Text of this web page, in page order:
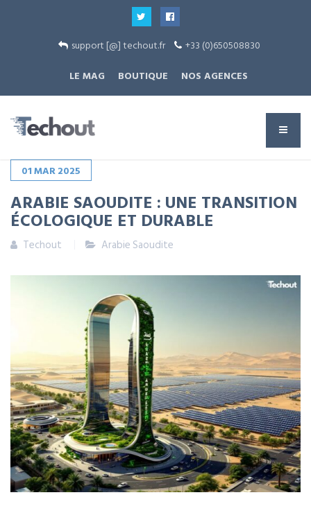
support [@] techout.fr
+33 (0)650508830
LE MAG
BOUTIQUE NOS AGENCES
01MAR2025
ARABIE SAOUDITE : UNE TRANSITION
ÉCOLOGIQUE ET DURABLE
Techout Arabie Saoudite